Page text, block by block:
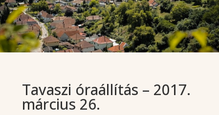
Tavaszi óraállítás – 2017.
március 26.